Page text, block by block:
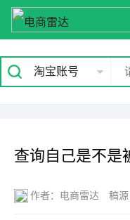
淘宝账号
查询自己是不是
作者：电商雷达 稿源